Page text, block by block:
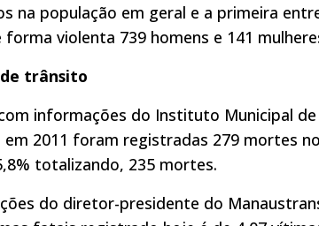
na população em geral e a primeira
violenta 739 homens e 141
trânsito
informações do Instituto Municipal de
em 2011 foram registradas 279 mortes
totalizando, 235 mortes.
do diretor-presidente do